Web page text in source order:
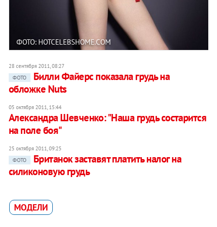
ФОТО: HOTCELEBSHOME.COM
28 сентября 2011, 08:27
ФОТО
Билли Файерс показала грудь на
обложке Nuts
05 октября 2011, 15:44
Александра Шевченко: "Наша грудь состарится
на поле боя"
25 октября 2011, 09:25
ФОТО
Британок заставят платить налог на
силиконовую грудь
МОДЕЛИ